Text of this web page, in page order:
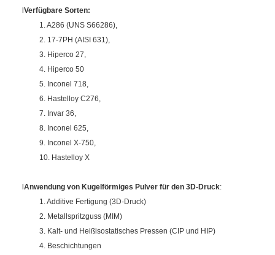
lVerfügbare Sorten:
1. A286 (UNS S66286),
2. 17-7PH (AISI 631),
3. Hiperco 27,
4. Hiperco 50
5. Inconel 718,
6. Hastelloy C276,
7. Invar 36,
8. Inconel 625,
9. Inconel X-750,
10. Hastelloy X
lAnwendung von Kugelförmiges Pulver für den 3D-Druck:
1. Additive Fertigung (3D-Druck)
2. Metallspritzguss (MIM)
3. Kalt- und Heißisostatisches Pressen (CIP und HIP)
4. Beschichtungen